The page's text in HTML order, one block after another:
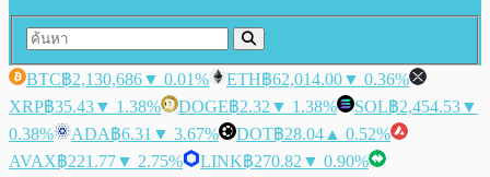
BTC฿2,130,686▼ 0.01% ETH฿62,014.00▼ 0.36%
XRP฿35.43▼ 1.38% DOGE฿2.32 ▼ 1.38% SOL฿2,454.53▼
0.38%
ADA฿6.31 ▼ 3.67% DOT฿28.04 ▲ 0.52%
AVAX฿221.77▼ 2.75% LINK฿270.82 ▼ 0.90%